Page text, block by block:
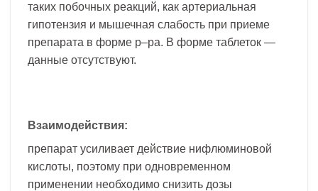
таких побочных реакций, как артериальная
гипотензия и мышечная слабость при приеме
препарата в форме р–ра. В форме таблеток —
данные отсутствуют.
Взаимодействия:
препарат усиливает действие нифлюминовой
кислоты, поэтому при одновременном
применении необходимо снизить дозы